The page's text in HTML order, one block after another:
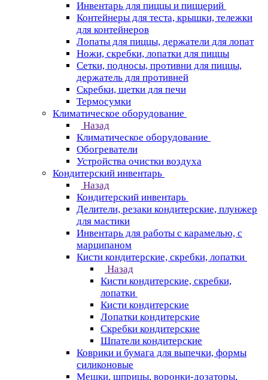
Инвентарь для пиццы и пиццерий
Контейнеры для теста, крышки, тележки
для контейнеров
Лопаты для пиццы, держатели для лопат
Ножи, скребки, лопатки для пиццы
Сетки, подносы, противни для пиццы,
держатель для противней
Скребки, щетки для печи
Термосумки
Климатическое оборудование
Назад
Климатическое оборудование
Обогреватели
Устройства очистки воздуха
Кондитерский инвентарь
Назад
Кондитерский инвентарь
Делители, резаки кондитерские, плунжер
для мастики
Инвентарь для работы с карамелью, с
марципаном
Кисти кондитерские, скребки, лопатки
Назад
Кисти кондитерские, скребки,
лопатки
Кисти кондитерские
Лопатки кондитерские
Скребки кондитерские
Шпатели кондитерские
Коврики и бумага для выпечки, формы
силиконовые
Мешки, шприцы, воронки-дозаторы,